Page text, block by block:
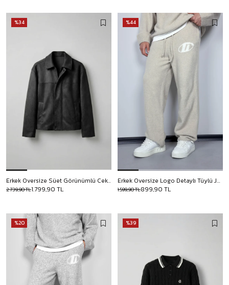
%34
Erkek Oversize Süet Görünümlü Ceket Siyah
1.799,90 TL
2.739,90 TL
%44
Erkek Oversize Logo Detaylı Tüylü Jogger Pantolon Bej
899,90 TL
1.599,90 TL
%20 %39